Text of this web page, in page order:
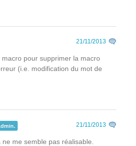
21/11/2013
pour supprimer la macro
(i.e. modification du mot de
21/11/2013
me semble pas réalisable.